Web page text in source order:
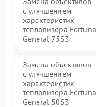
с улучшением
характеристик
тепловизора Fortuna
General 75S3
Замена объективов
с улучшением
характеристик
тепловизора Fortuna
General 50S3